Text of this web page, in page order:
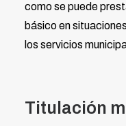
como se puede
básico en
los servicios
Titulación